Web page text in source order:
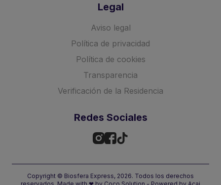
Legal
Aviso legal
Política de privacidad
Política de cookies
Transparencia
Verificación de la Residencia
Redes Sociales
Copyright © Biosfera Express, 2026. Todos los derechos